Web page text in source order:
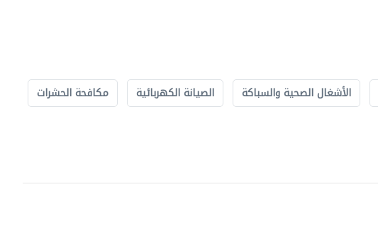
الأشغال الصحية والسباكة الصيانة الكهربائية
مكافحة الحشرات